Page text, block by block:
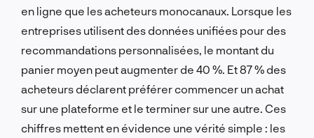
en ligne que les acheteurs monocanaux. Lorsque les
entreprises utilisent des données unifiées pour des
recommandations personnalisées, le montant du
panier moyen peut augmenter de 40 %. Et 87 % des
acheteurs déclarent préférer commencer un achat
sur une plateforme et le terminer sur une autre. Ces
chiffres mettent en évidence une vérité simple : les